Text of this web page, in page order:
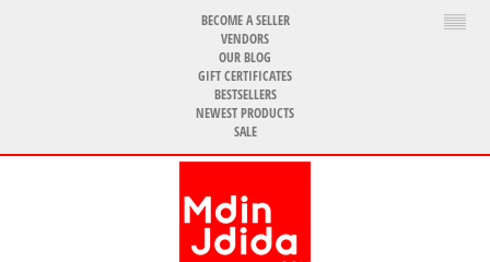
BECOME A SELLER
VENDORS
OUR BLOG
GIFT CERTIFICATES
BESTSELLERS
NEWEST PRODUCTS
SALE